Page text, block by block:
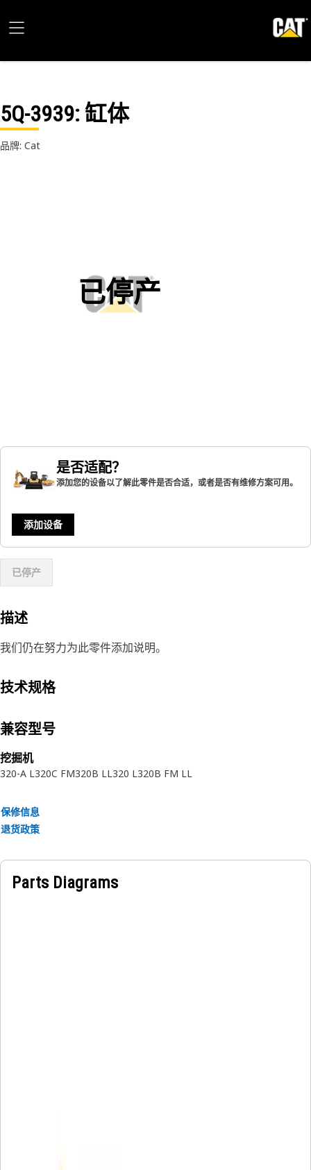
5Q-3939: 缸体
品牌: Cat
已停产
是否适配？
添加您的设备以了解此零件是否合适，或者是否有维修方案可用。
添加设备
已停产
描述
我们仍在努力为此零件添加说明。
技术规格
兼容型号
挖掘机
320-A L320C FM320B LL320 L320B FM LL
保修信息
退货政策
Parts Diagrams